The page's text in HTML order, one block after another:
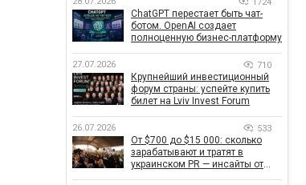
ChatGPT перестает быть чат-
ботом. OpenAI создает
полноценную бизнес-платформу
27.07.2026 710
Крупнейший инвестиционный
форум страны: успейте купить
билет на Lviv Invest Forum
26.07.2026 533
От $700 до $15 000: сколько
зарабатывают и тратят в
украинском PR — инсайты от